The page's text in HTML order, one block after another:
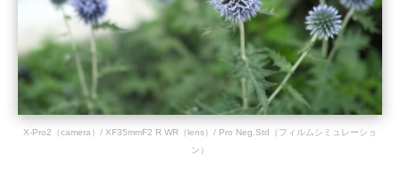
X-Pro2（camera）/ XF35mmF2 R WR（lens）/ Pro Neg.Std（フィルムシミュレーショ
ン）